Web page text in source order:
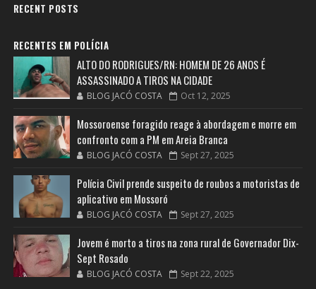
RECENT POSTS
RECENTES EM POLÍCIA
ALTO DO RODRIGUES/RN: HOMEM DE 26 ANOS É
ASSASSINADO A TIROS NA CIDADE
BLOG JACÓ COSTA Oct 12, 2025
Mossoroense foragido reage à abordagem e morre em
confronto com a PM em Areia Branca
BLOG JACÓ COSTA Sept 27, 2025
Polícia Civil prende suspeito de roubos a motoristas de
aplicativo em Mossoró
BLOG JACÓ COSTA Sept 27, 2025
Jovem é morto a tiros na zona rural de Governador Dix-
Sept Rosado
BLOG JACÓ COSTA Sept 22, 2025